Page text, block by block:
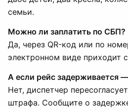
семьи.
Можно ли заплатить по СБП?
Да, через QR-код или по
электронном виде приходит
А если рейс задерживается —
Нет, диспетчер
штрафа. Сообщите о